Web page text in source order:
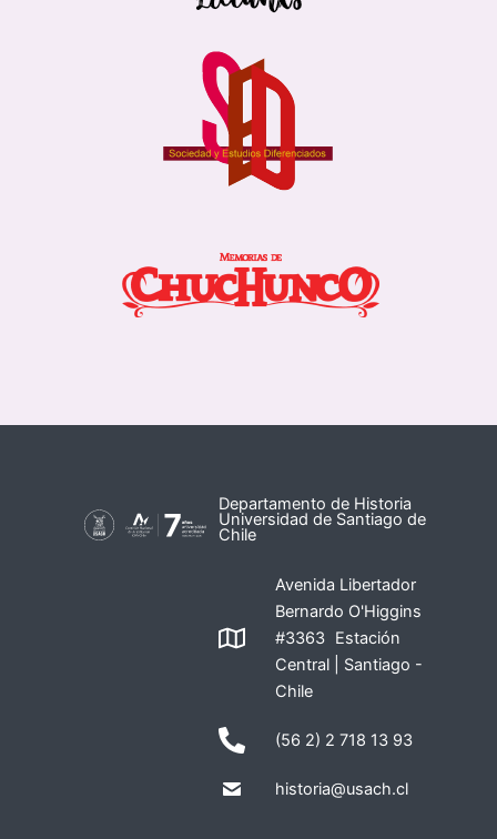
Departamento de Historia
Universidad de Santiago de
Chile
Avenida Libertador
Bernardo O'Higgins
#3363 Estación
Central | Santiago -
Chile
(56 2) 2 718 13 93
historia@usach.cl